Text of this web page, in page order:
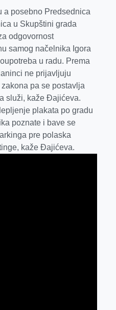
r
s
A
p
p
l
a posebno Predsednica
u Skupštini grada
odgovornost
samog načelnika Igora
u radu. Prema
ne prijavljuju
pa se postavlja
služi, kaže Đajićeva.
plakata po gradu
poznate i bave se
pre polaska
kaže Đajićeva.